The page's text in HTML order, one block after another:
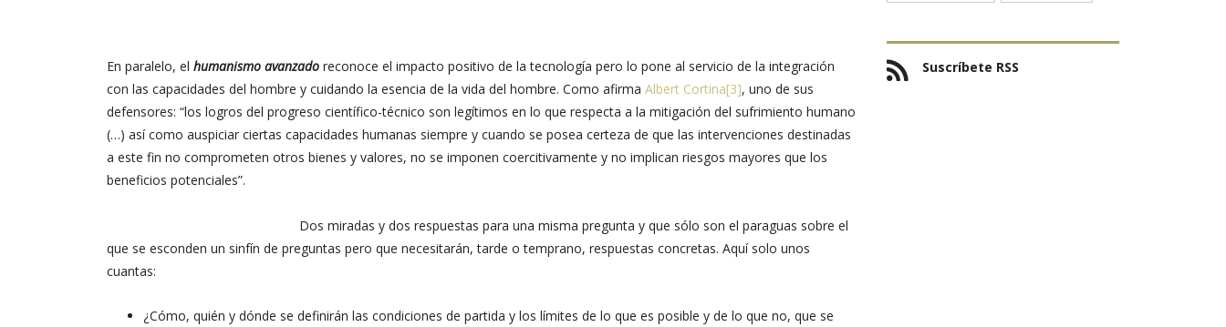
En paralelo, el humanismo avanzado reconoce el impacto positivo de la tecnología pero lo pone al servicio de la integración
con las capacidades del hombre y cuidando la esencia de la vida del hombre. Como afirma Albert Cortina[3], uno de sus
defensores: “los logros del progreso científico-técnico son legítimos en lo que respecta a la mitigación del sufrimiento humano
(…) así como auspiciar ciertas capacidades humanas siempre y cuando se posea certeza de que las intervenciones destinadas
a este fin no comprometen otros bienes y valores, no se imponen coercitivamente y no implican riesgos mayores que los
beneficios potenciales”.
Dos miradas y dos respuestas para una misma pregunta y que sólo son el paraguas sobre el
que se esconden un sinfín de preguntas pero que necesitarán, tarde o temprano, respuestas concretas. Aquí solo unos
cuantas:
¿Cómo, quién y dónde se definirán las condiciones de partida y los límites de lo que es posible y de lo que no, que se
Suscríbete RSS